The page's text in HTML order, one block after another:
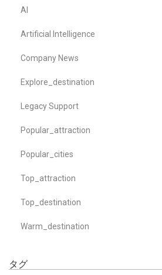
AI
Artificial Intelligence
Company News
Explore_destination
Legacy Support
Popular_attraction
Popular_cities
Top_attraction
Top_destination
Warm_destination
タグ